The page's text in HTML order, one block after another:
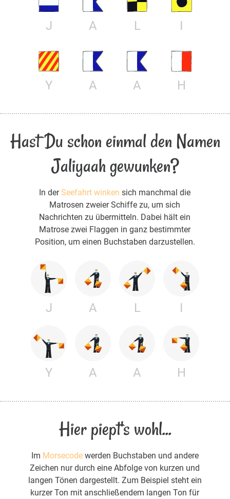
J A L I
Y A A H
Hast Du schon einmal den Namen
Jaliyaah gewunken?
In derSeefahrt winken sich manchmal die
Matrosen zweier Schiffe zu, um sich
Nachrichten zu übermitteln. Dabei hält ein
Matrose zwei Flaggen in ganz bestimmter
Position, um einen Buchstaben darzustellen.
J A L I
Y A A H
Hier piept's wohl...
Im Morsecodewerden Buchstaben und andere
Zeichen nur durch eine Abfolge von kurzen und
langen Tönen dargestellt. Zum Beispiel steht ein
kurzer Ton mit anschließendem langen Ton für